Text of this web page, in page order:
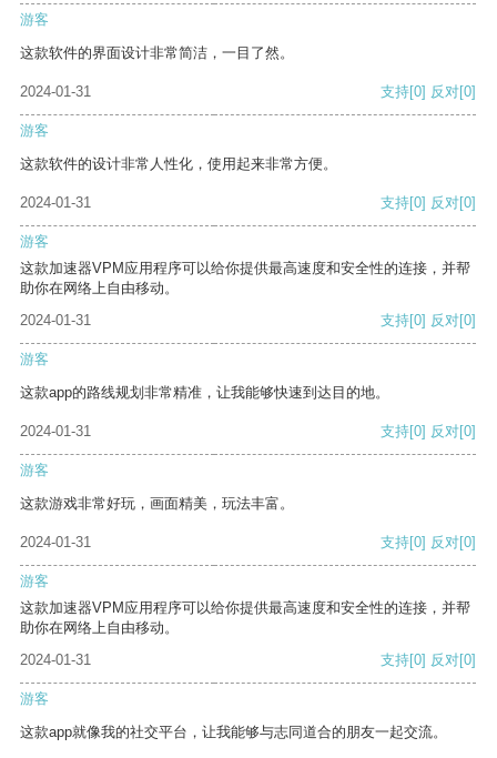
游客
这款软件的界面设计非常简洁，一目了然。
2024-01-31 支持[0] 反对[0]
游客
这款软件的设计非常人性化，使用起来非常方便。
2024-01-31 支持[0] 反对[0]
游客
这款加速器VPM应用程序可以给你提供最高速度和安全性的连接，并帮
助你在网络上自由移动。
2024-01-31
支持[0] 反对[0]
游客
这款app的路线规划非常精准，让我能够快速到达目的地。
2024-01-31 支持[0] 反对[0]
游客
这款游戏非常好玩，画面精美，玩法丰富。
2024-01-31 支持[0] 反对[0]
游客
这款加速器VPM应用程序可以给你提供最高速度和安全性的连接，并帮
助你在网络上自由移动。
2024-01-31
支持[0] 反对[0]
游客
这款app就像我的社交平台，让我能够与志同道合的朋友一起交流。